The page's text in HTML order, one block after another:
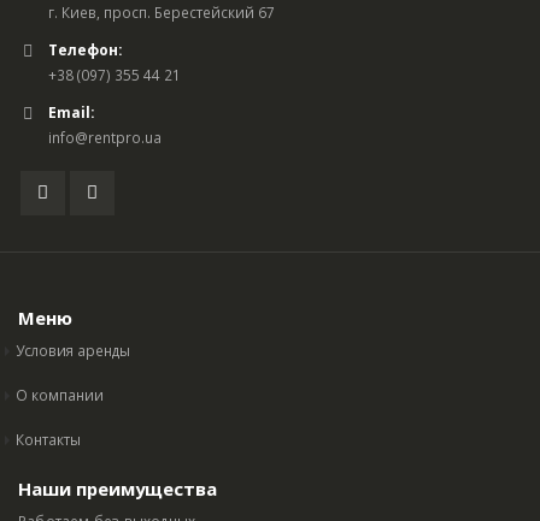
г. Киев, просп. Берестейский 67
Телефон:
+38 (097) 355 44 21
Email:
info@rentpro.ua
Меню
Условия аренды
О компании
Контакты
Наши преимущества